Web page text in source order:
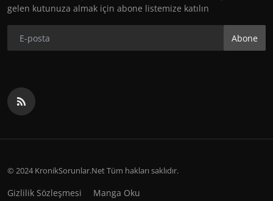
gelen kutunuza almak için abone listemize katılın
Abone
© 2024 KronikSorunlar.Net Tüm hakları saklıdır.
Gizlilik Sözleşmesi Manga Oku